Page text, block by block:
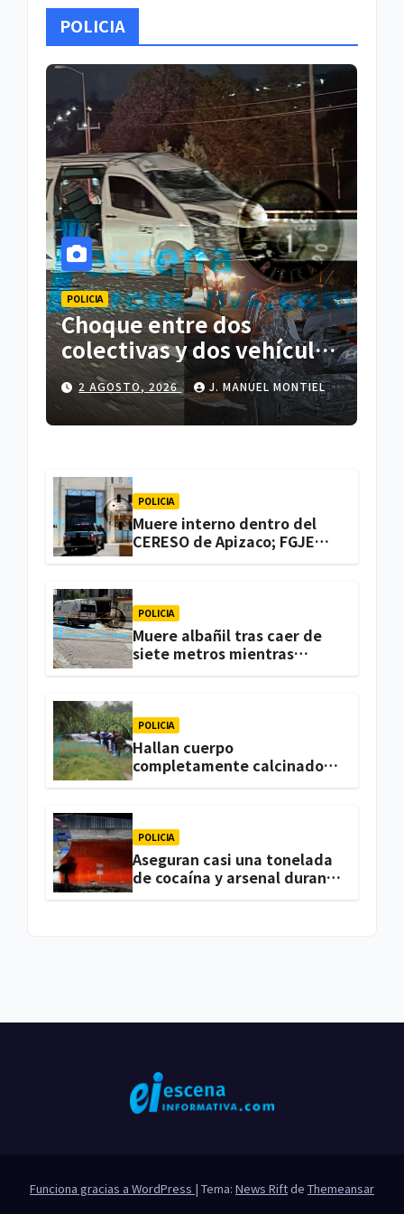
POLICIA
POLICIA
Choque entre dos
colectivas y dos vehículos
deja cinco personas
lesionadas en Atlihuetzia
2 AGOSTO, 2026 J. MANUEL MONTIEL
POLICIA
Muere interno dentro del
CERESO de Apizaco; FGJE
POLICIA
Muere albañil tras caer de
siete metros mientras
POLICIA
Hallan cuerpo
completamente calcinado
POLICIA
Aseguran casi una tonelada
de cocaína y arsenal durante
Funciona gracias a WordPress | Tema: News Riftde Themeansar